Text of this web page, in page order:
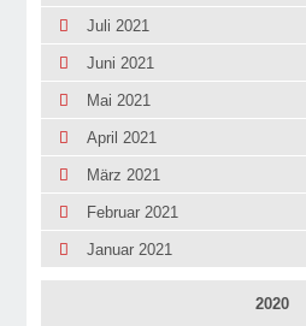
Juli 2021
Juni 2021
Mai 2021
April 2021
März 2021
Februar 2021
Januar 2021
2020